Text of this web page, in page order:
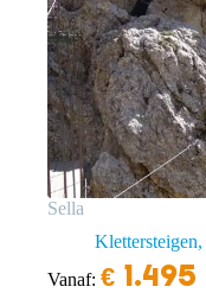
Sella
Klettersteigen
Vanaf: € 1.495